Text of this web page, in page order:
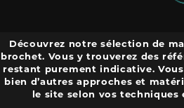
Découvrez notre sélection de
brochet. Vous y trouverez des
restant purement indicative.
bien d’autres approches et
le site selon vos techniques